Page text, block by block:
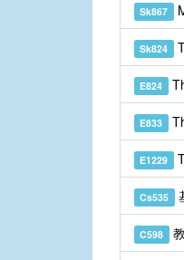
Sk867
Sk824
E824
E833
E1229
Cs535
C598